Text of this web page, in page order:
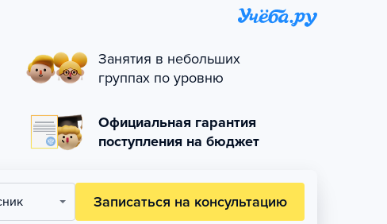
Занятия в небольших
группах по уровню
Официальная гарантия
поступления на бюджет
Записаться на консультацию